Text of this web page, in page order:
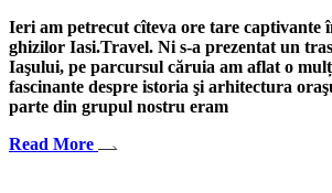
Ieri am petrecut cîteva ore tare captivante
ghizilor Iasi.Travel. Ni s-a prezentat un
Iaşului, pe parcursul căruia am aflat o
fascinante despre istoria şi arhitectura
parte din grupul nostru eram
Read More